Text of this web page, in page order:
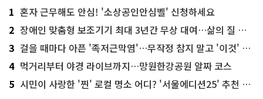
1 혼자 근무해도 안심! '소상공인안심벨' 신청하세요
2 장애인 맞춤형 보조기기 최대 3년간 무상 대여…삶의 질 높인다
3 걸을 때마다 아픈 '족저근막염'…무작정 참지 말고 '이것' 해보세요!
4 먹거리부터 야경 라이브까지…망원한강공원 알짜 코스
5 시민이 사랑한 '찐' 로컬 명소 어디? '서울에디션25' 추천 코스